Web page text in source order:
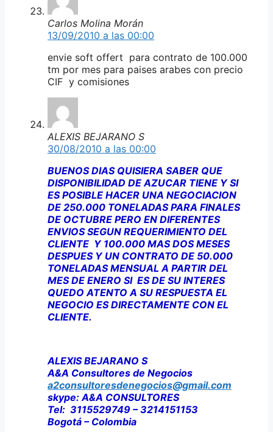
Carlos Molina Morán
13/09/2010 a las 00:00
envie soft offert para contrato de 100.000
tm por mes para paises arabes con precio
CIF y comisiones
ALEXIS BEJARANO S
30/08/2010 a las 00:00
BUENOS DIAS QUISIERA SABER QUE
DISPONIBILIDAD DE AZUCAR TIENE Y SI
ES POSIBLE HACER UNA NEGOCIACION
DE 250.000 TONELADAS PARA FINALES
DE OCTUBRE PERO EN DIFERENTES
ENVIOS SEGUN REQUERIMIENTO DEL
CLIENTE Y 100.000 MAS DOS MESES
DESPUES Y UN CONTRATO DE 50.000
TONELADAS MENSUAL A PARTIR DEL
MES DE ENERO SI ES DE SU INTERES
QUEDO ATENTO A SU RESPUESTA EL
NEGOCIO ES DIRECTAMENTE CON EL
CLIENTE.
ALEXIS BEJARANO S
A&A Consultores de Negocios
a2consultoresdenegocios@gmail.com
skype: A&A CONSULTORES
Tel: 3115529749 – 3214151153
Bogotá – Colombia